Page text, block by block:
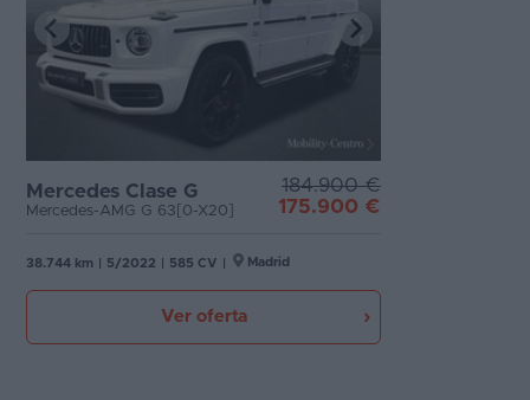
Mercedes Clase G
Mercedes-AMG G 63[0-X20]
184.900 €
175.900 €
38.744 km 5/2022 585 CV Madrid
Ver oferta